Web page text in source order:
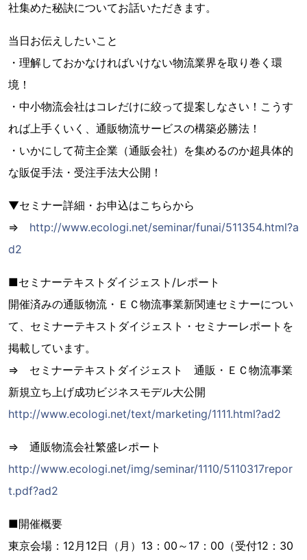
社集めた秘訣についてお話いただきます。
当日お伝えしたいこと
・理解しておかなければいけない物流業界を取り巻く環
境！
・中小物流会社はコレだけに絞って提案しなさい！こうす
れば上手くいく、通販物流サービスの構築必勝法！
・いかにして荷主企業（通販会社）を集めるのか超具体的
な販促手法・受注手法大公開！
▼セミナー詳細・お申込はこちらから
⇒ http://www.ecologi.net/seminar/funai/511354.html?a
d2
■セミナーテキストダイジェスト/レポート
開催済みの通販物流・ＥＣ物流事業新関連セミナーについ
て、セミナーテキストダイジェスト・セミナーレポートを
掲載しています。
⇒ セミナーテキストダイジェスト 通販・ＥＣ物流事業
新規立ち上げ成功ビジネスモデル大公開
http://www.ecologi.net/text/marketing/1111.html?ad2
⇒ 通販物流会社繁盛レポート
http://www.ecologi.net/img/seminar/1110/5110317repor
t.pdf?ad2
■開催概要
東京会場：12月12日（月）13：00～17：00（受付12：30